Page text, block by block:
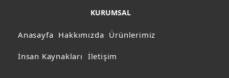
KURUMSAL
Anasayfa Hakkımızda Ürünlerimiz
İnsan Kaynakları İletişim